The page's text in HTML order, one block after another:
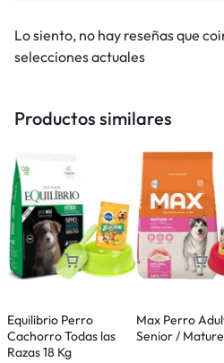
Lo siento, no hay reseñas que
selecciones actuales
Productos similares
Equilibrio Perro
Cachorro Todas las
Razas 18 Kg
Max Perro
Senior / Mature